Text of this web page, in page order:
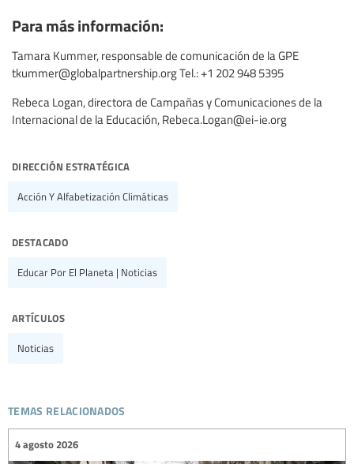
Para más información:
Tamara Kummer, responsable de comunicación de la GPE
tkummer@globalpartnership.orgTel.: +1 202 948 5395
Rebeca Logan, directora de Campañas y Comunicaciones de la
Internacional de la Educación, Rebeca.Logan@ei-ie.org
dirección estratégica
Acción Y Alfabetización Climáticas
destacado
Educar Por El Planeta | Noticias
artículos
Noticias
temas relacionados
4 agosto 2026